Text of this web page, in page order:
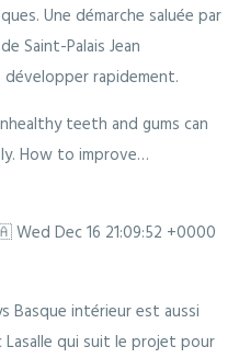
Une démarche saluée par
Saint-Palais Jean
rapidement.
teeth and gums can
How to improve…
Wed Dec 16 21:09:52 +0000
Basque intérieur est aussi
qui suit le projet pour